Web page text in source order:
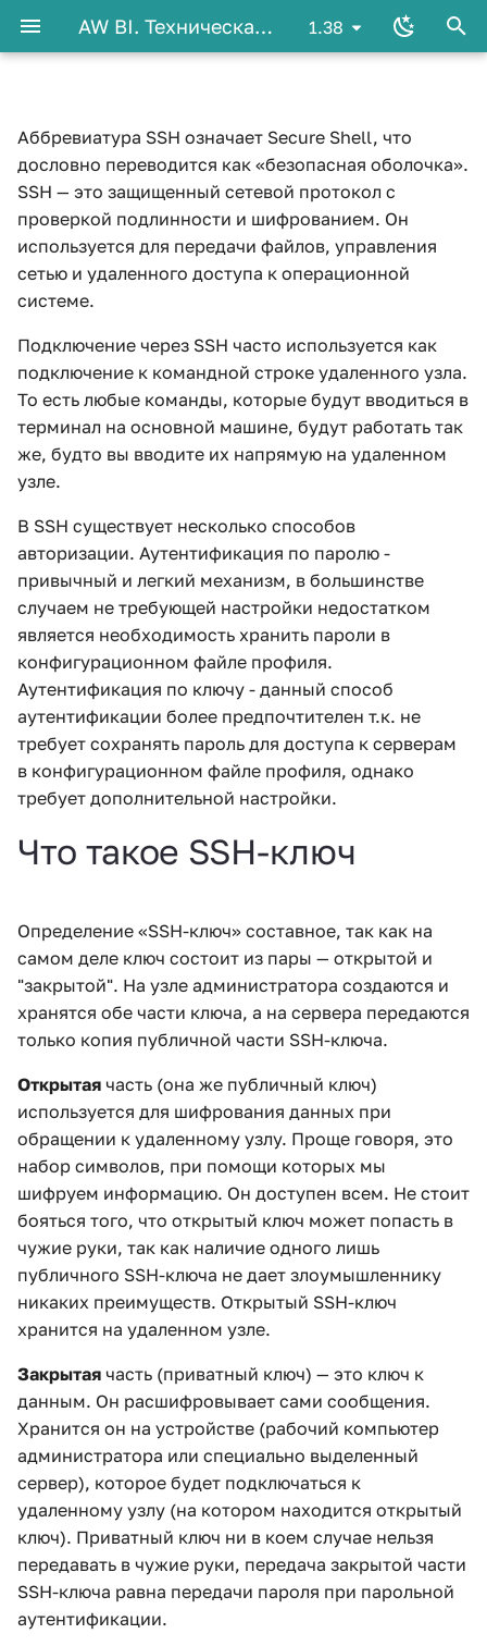
AW BI. Техническая документация 1.38
ц
и
а
л
и
а
ц
п
о
и
с
к
а
Общие сведения
10 - 100 пользователей
100 пользователей
500 пользователей
1000 пользователей
Общие сведения
На один сервер
На нескольких серверах
Замещение сервисов из
состава AW
Установка clickhouse-
backup для рез.
копирования ClickHouse
Установка rclone для рез.
копирования Minio
Резервное копирования
AW
Мониторинг компонентов
AW с помощью Zabbix
Установка на один сервер
Обновление
распределенной
установка AW
Nginx как reverse-proxy
для AW
Запуск web интерфейса
swagger
Список переменных для
настройки AW BI
Обзор
Источники данных
Обзор
Коннектор к БД
Коннектор к файлам
Пользовательский
коннектор
ETL-скрипты
Обзор
ETL-скрипт
ETL-редактор
Примеры
ETL-блоки
Обзор
Разработка блоков
Доставка и установка
Конфигурирование
Подключение внешних
python-библиотек
Python в AW
Краткий справочник по
Python
Spark
Spark в AW
Spark API
Машинное обучение и AW
Настройка
инструментов
Vscode в Windows
Моя первая ML-модель
Аббревиатура SSH означает Secure Shell, что
дословно переводится как «безопасная оболочка».
SSH — это защищенный сетевой протокол с
проверкой подлинности и шифрованием. Он
используется для передачи файлов, управления
сетью и удаленного доступа к операционной
системе.
Подключение через SSH часто используется как
подключение к командной строке удаленного узла.
То есть любые команды, которые будут вводиться в
терминал на основной машине, будут работать так
же, будто вы вводите их напрямую на удаленном
узле.
В SSH существует несколько способов
авторизации. Аутентификация по паролю -
привычный и легкий механизм, в большинстве
случаем не требующей настройки недостатком
является необходимость хранить пароли в
конфигурационном файле профиля.
Аутентификация по ключу - данный способ
аутентификации более предпочтителен т.к. не
требует сохранять пароль для доступа к серверам
в конфигурационном файле профиля, однако
требует дополнительной настройки.
Что такое SSH-ключ
Определение «SSH-ключ» составное, так как на
самом деле ключ состоит из пары — открытой и
"закрытой". На узле администратора создаются и
хранятся обе части ключа, а на сервера передаются
только копия публичной части SSH-ключа.
Открытая часть (она же публичный ключ)
используется для шифрования данных при
обращении к удаленному узлу. Проще говоря, это
набор символов, при помощи которых мы
шифруем информацию. Он доступен всем. Не стоит
бояться того, что открытый ключ может попасть в
чужие руки, так как наличие одного лишь
публичного SSH-ключа не дает злоумышленнику
никаких преимуществ. Открытый SSH-ключ
хранится на удаленном узле.
Закрытая часть (приватный ключ) — это ключ к
данным. Он расшифровывает сами сообщения.
Хранится он на устройстве (рабочий компьютер
администратора или специально выделенный
сервер), которое будет подключаться к
удаленному узлу (на котором находится открытый
ключ). Приватный ключ ни в коем случае нельзя
передавать в чужие руки, передача закрытой части
SSH-ключа равна передачи пароля при парольной
аутентификации.